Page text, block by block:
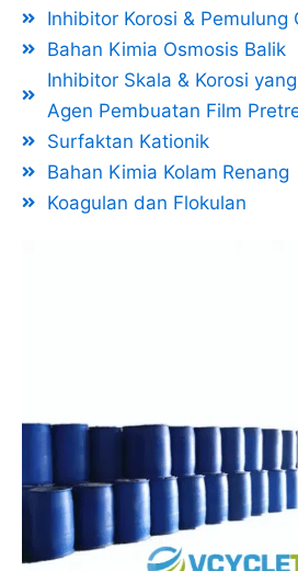
Inhibitor Korosi & Pemulung
Bahan Kimia Osmosis Balik
Inhibitor Skala & Korosi
Agen Pembuatan Film
Surfaktan Kationik
Bahan Kimia Kolam Renang
Koagulan dan Flokulan